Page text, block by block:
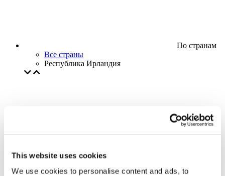
This website uses cookies
We use cookies to personalise content and ads, to
По странам
Все страны
Республика Ирландия